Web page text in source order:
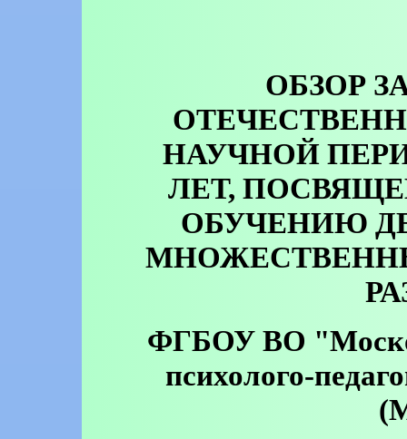
ОБЗОР
НАУЧНОЙ
ЛЕТ,
ОБУЧЕНИЮ
ФГБОУ ВО
психолого-